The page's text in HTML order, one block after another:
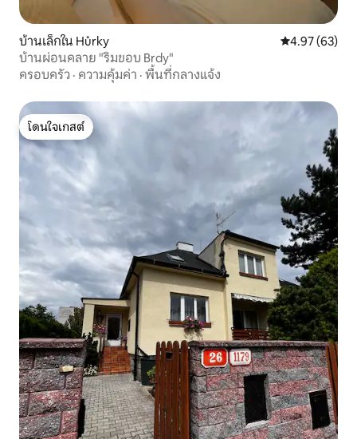
บ้านเล็กใน Hůrky คะแนนเฉลี่ย
4.97 (63)
บ้านผ่อนคลาย "ริมขอบ Brdy"
ครอบครัว · ความคุ้มค่า · พื้นที่กลางแจ้ง
โดนใจเกสต์
โดนใจเกสต์